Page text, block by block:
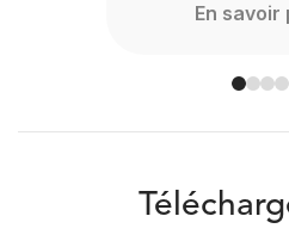
En savoir